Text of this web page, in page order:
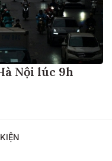
Nội lúc 9h